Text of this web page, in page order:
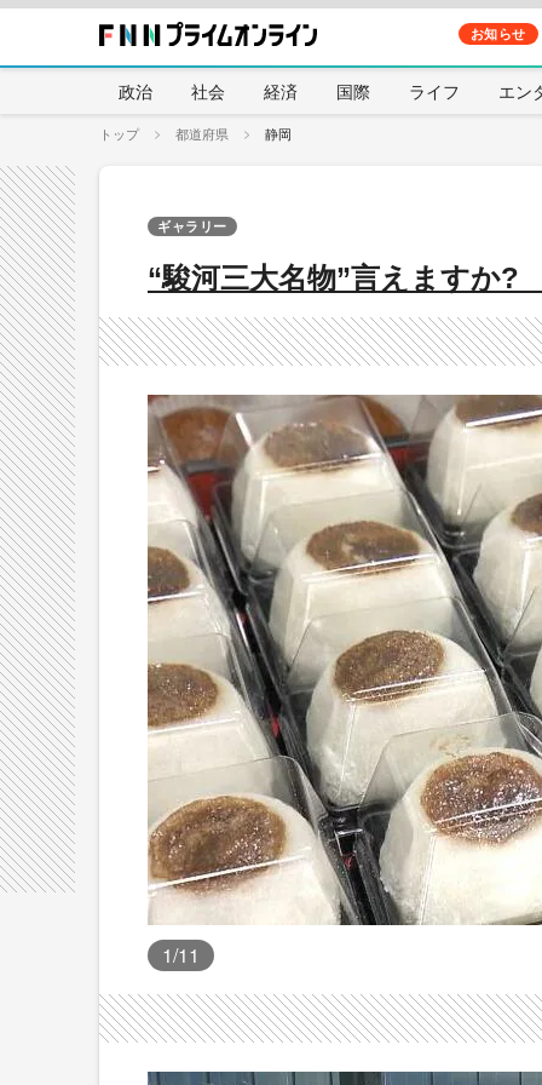
お知らせ
政治 社会 経済 国際 ライフ エン
トップ 都道府県 静岡
“駿河三大名物”言えますか
ギャラリー
1/11